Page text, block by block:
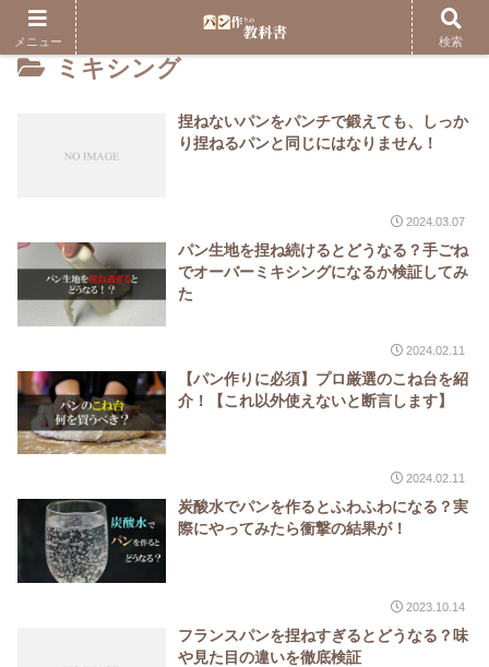
ミキシング
捏ねないパンをパンチで鍛えても、しっか
り捏ねるパンと同じにはなりません！
2024.03.07
パン生地を捏ね続けるとどうなる？手ごね
でオーバーミキシングになるか検証してみ
た
2024.02.11
【パン作りに必須】プロ厳選のこね台を紹
介！【これ以外使えないと断言します】
2024.02.11
炭酸水でパンを作るとふわふわになる？実
際にやってみたら衝撃の結果が！
2023.10.14
フランスパンを捏ねすぎるとどうなる？味
や見た目の違いを徹底検証
メニュー 検索